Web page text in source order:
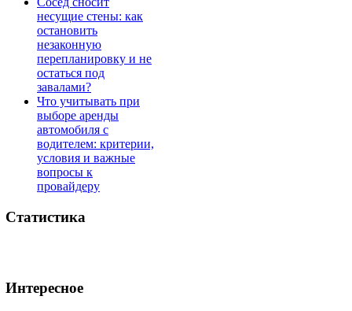
несущие стены: как
остановить
незаконную
перепланировку и не
остаться под
завалами?
Что учитывать при
выборе аренды
автомобиля с
водителем: критерии,
условия и важные
вопросы к
провайдеру
Статистика
Интересное